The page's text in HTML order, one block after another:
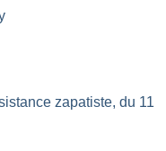
zapatiste, du 11